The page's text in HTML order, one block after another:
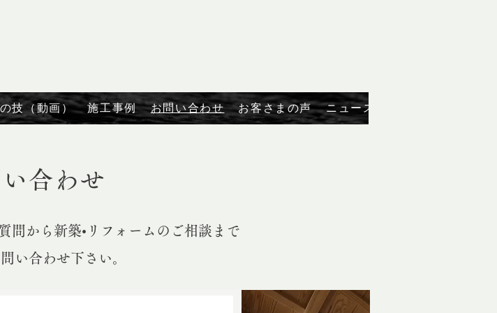
技（動画） 施工事例 お問い合わせ お客さまの声 ニュース
合わせ
問から新築•リフォームのご相談まで
い合わせ下さい。